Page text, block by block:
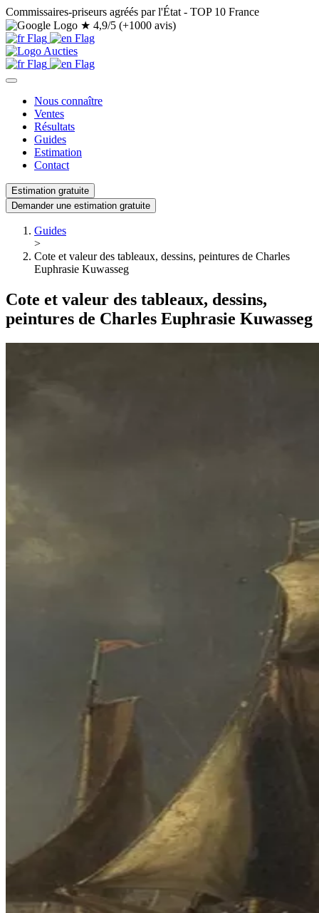
Commissaires-priseurs agréés par l'État - TOP 10 France
★ 4,9/5 (+1000 avis)
Nous connaître
Ventes
Résultats
Guides
Estimation
Contact
Estimation gratuite
Demander une estimation gratuite
Guides
>
Cote et valeur des tableaux, dessins, peintures de Charles
Euphrasie Kuwasseg
Cote et valeur des tableaux, dessins,
peintures de Charles Euphrasie Kuwasseg